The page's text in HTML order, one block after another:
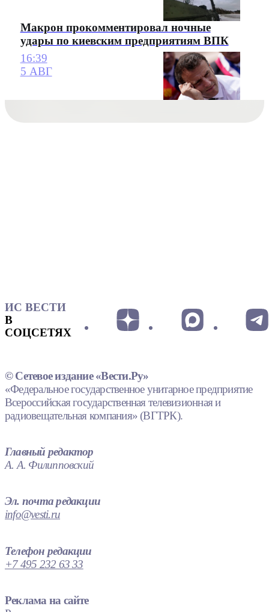
Макрон прокомментировал ночные
удары по киевским предприятиям ВПК
16:39
5 АВГ
ИС ВЕСТИ
В
СОЦСЕТЯХ
© Сетевое издание «Вести.Ру»
«Федеральное государственное унитарное предприятие
Всероссийская государственная телевизионная и
радиовещательная компания» (ВГТРК).
Главный редактор
А. А. Филипповский
Эл. почта редакции
info@vesti.ru
Телефон редакции
+7 495 232 63 33
Реклама на сайте